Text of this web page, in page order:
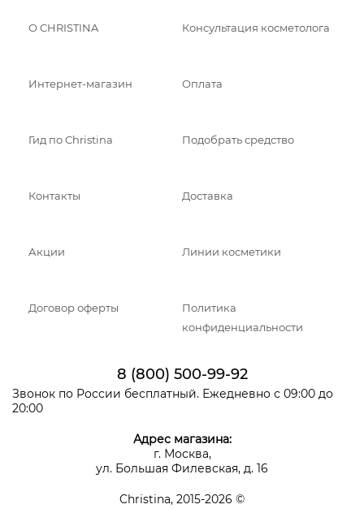
О CHRISTINA Консультация косметолога
Интернет-магазин Оплата
Гид по Christina Подобрать средство
Контакты Доставка
Акции Линии косметики
Договор оферты
Политика
конфиденциальности
8 (800) 500-99-92
Звонок по России бесплатный. Ежедневно с 09:00 до
20:00
Адрес магазина:
г. Москва,
ул. Большая Филевская, д. 16
Christina, 2015-2026 ©